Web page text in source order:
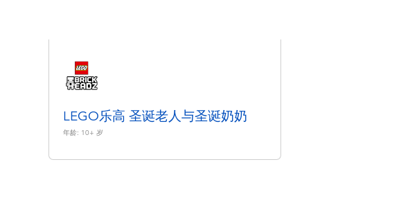
LEGO乐高 圣诞老人与圣诞奶奶
年龄: 10+ 岁